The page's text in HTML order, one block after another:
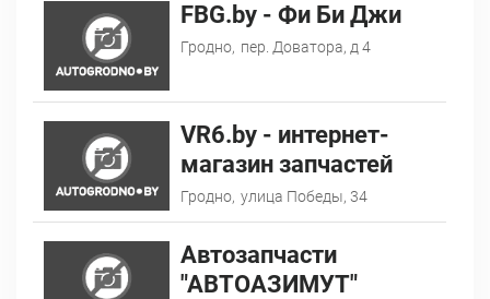
FBG.by - Фи Би Джи
Гродно, пер. Доватора, д 4
VR6.by - интернет-
магазин запчастей
Гродно, улица Победы, 34
Автозапчасти
"АВТОАЗИМУТ"